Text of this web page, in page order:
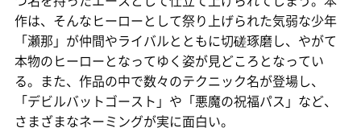
作は、そんなヒーローとして祭り上げられた気弱な少年
「瀬那」が仲間やライバルとともに切磋琢磨し、やがて
本物のヒーローとなってゆく姿が見どころとなってい
る。また、作品の中で数々のテクニック名が登場し、
「デビルバットゴースト」や「悪魔の祝福パス」など、
さまざまなネーミングが実に面白い。